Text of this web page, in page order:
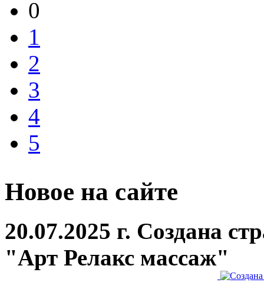
0
1
2
3
4
5
Новое на сайте
20.07.2025 г. Создана
"Арт Релакс массаж"